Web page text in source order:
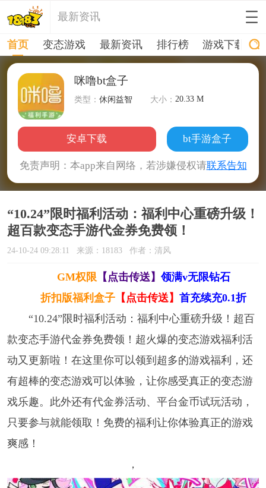
最新资讯
首页 变态游戏 最新资讯 排行榜 游戏下载
咪噜bt盒子
类型：休闲益智 大小：20.33 M
安卓下载 bt手游盒子
免责声明：本app来自网络，若涉嫌侵权请联系告知
“10.24”限时福利活动：福利中心重磅升级！
超百款变态手游代金券免费领！
24-10-24 09:28:11 来源：18183 作者：清风
GM权限 【点击传送】 领满v无限钻石
折扣版福利盒子 【点击传送】首充续充0.1折
“10.24”限时福利活动：福利中心重磅升级！超百
款变态手游代金券免费领！超火爆的变态游戏福利活
动又更新啦！在这里你可以领到超多的游戏福利，还
有超棒的变态游戏可以体验，让你感受真正的变态游
戏乐趣。此外还有代金券活动、平台金币试玩活动，
只要参与就能领取！免费的福利让你体验真正的游戏
爽感！
，